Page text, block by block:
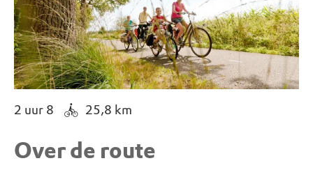
2 uur 8 25,8 km
Over de route